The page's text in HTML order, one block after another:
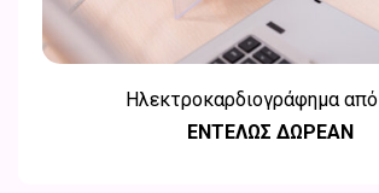
Ηλεκτροκαρδιογράφημα από
ΕΝΤΕΛΩΣ ΔΩΡΕΑΝ